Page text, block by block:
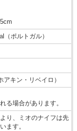
ポルトガル）
キン・リベイロ）
る場合があります。
り、ミオのナイフは先
ます。